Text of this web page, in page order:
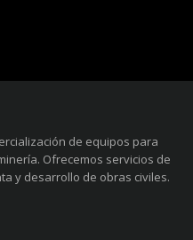
de equipos para
Ofrecemos servicios de
y desarrollo de obras civiles.